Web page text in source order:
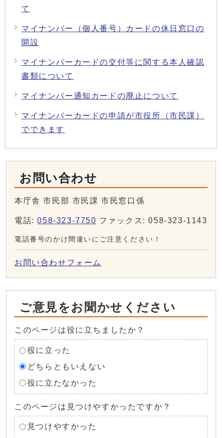
て
マイナンバー（個人番号）カードの休日窓口の
開設
マイナンバーカードの交付等に関する本人確認
書類について
マイナンバー通知カードの廃止について
マイナンバーカードの申請が市役所（市民課）
でできます
お問い合わせ
本庁舎 市民部 市民課 市民窓口係
電話:058-323-7750 ファックス: 058-323-1143
電話番号のかけ間違いにご注意ください！
お問い合わせフォーム
ご意見をお聞かせください
このページは役に立ちましたか？
役に立った
どちらともいえない
役に立たなかった
このページは見つけやすかったですか？
見つけやすかった